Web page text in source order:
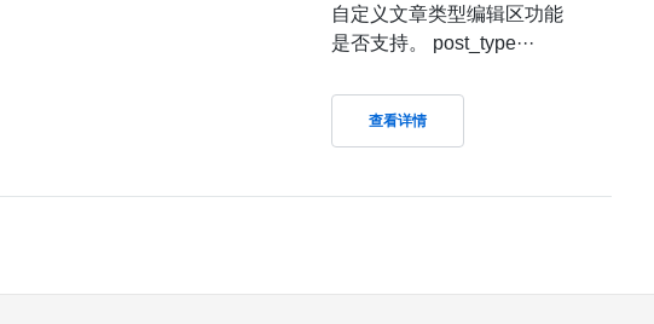
自定义文章类型编辑区功能
是否支持。 post_type···
查看详情